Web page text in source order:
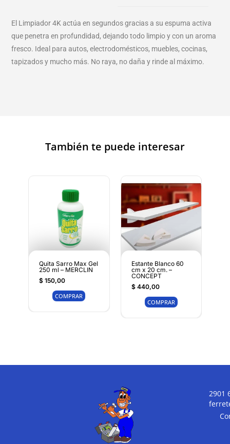
El Limpiador 4K actúa en segundos gracias a su espuma activa
que penetra en profundidad, dejando todo limpio y con un aroma
fresco. Ideal para autos, electrodomésticos, muebles, cocinas,
tapizados y mucho más. No raya, no daña y rinde al máximo.
También te puede interesar
Quita Sarro Max Gel
250 ml – MERCLIN
$150,00
COMPRAR
Estante Blanco 60
cm x 20 cm. –
CONCEPT
$440,00
COMPRAR
2901